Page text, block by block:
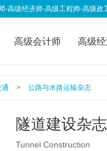
高级经济师-高级工程师-高级
高级会计师 高级
称资讯 我要投稿
通 > 公路与水路运输杂志
隧道建设杂志
Tunnel Construction